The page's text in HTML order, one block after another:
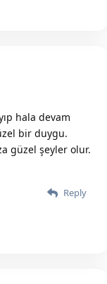
hala devam
bir duygu.
güzel şeyler olur.
Reply